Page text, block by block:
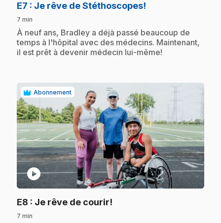
E7 : Je rêve de Stéthoscopes!
7 min
.À neuf ans, Bradley a déjà passé beaucoup de
temps à l'hôpital avec des médecins. Maintenant,
il est prêt à devenir médecin lui-même!
Abonnement
play_circle
E8 : Je rêve de courir!
7 min